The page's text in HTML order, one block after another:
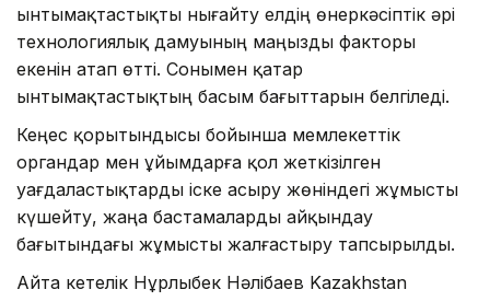
ынтымақтастықты нығайту елдің өнеркәсіптік әрі
технологиялық дамуының маңызды факторы
екенін атап өтті. Сонымен қатар
ынтымақтастықтың басым бағыттарын белгіледі.
Кеңес қорытындысы бойынша мемлекеттік
органдар мен ұйымдарға қол жеткізілген
уағдаластықтарды іске асыру жөніндегі жұмысты
күшейту, жаңа бастамаларды айқындау
бағытындағы жұмысты жалғастыру тапсырылды.
Айта кетелік Нұрлыбек Нәлібаев Kazakhstan